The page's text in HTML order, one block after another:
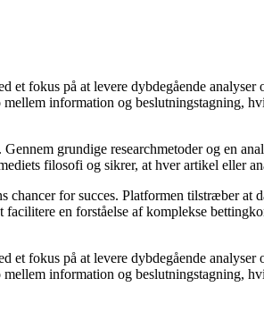
fokus på at levere dybdegående analyser
information og beslutningstagning,
grundige researchmetoder og en
filosofi og sikrer, at hver artikel eller
for succes. Platformen tilstræber at
en forståelse af komplekse
fokus på at levere dybdegående analyser
information og beslutningstagning,